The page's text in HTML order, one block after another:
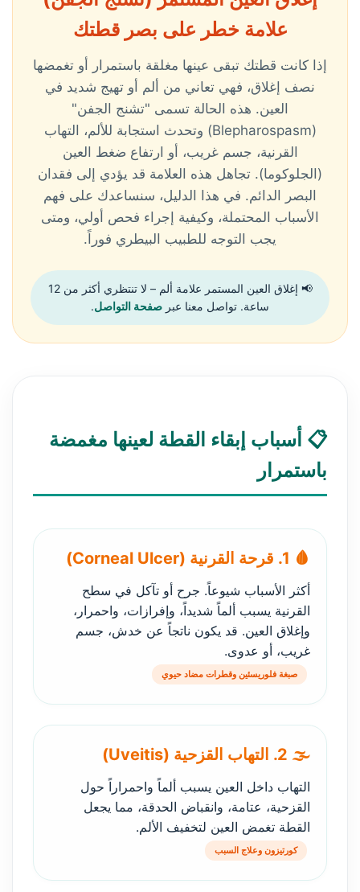
علامة خطر على بصر قطتك
إذا كانت قطتك تبقى عينها مغلقة باستمرار أو تغمضها
نصف إغلاق، فهي تعاني من ألم أو تهيج شديد في
العين. هذه الحالة تسمى "تشنج الجفن"
(Blepharospasm) وتحدث استجابة للألم، التهاب
القرنية، جسم غريب، أو ارتفاع ضغط العين
(الجلوكوما). تجاهل هذه العلامة قد يؤدي إلى فقدان
البصر الدائم. في هذا الدليل، سنساعدك على فهم
الأسباب المحتملة، وكيفية إجراء فحص أولي، ومتى
يجب التوجه للطبيب البيطري فوراً.
📢 إغلاق العين المستمر علامة ألم – لا تنتظري أكثر من 12
ساعة. تواصل معنا عبر صفحة التواصل.
📋 أسباب إبقاء القطة لعينها مغمضة
باستمرار
🩸 1. قرحة القرنية (Corneal Ulcer)
أكثر الأسباب شيوعاً. جرح أو تآكل في سطح
القرنية يسبب ألماً شديداً، وإفرازات، واحمرار،
وإغلاق العين. قد يكون ناتجاً عن خدش، جسم
غريب، أو عدوى.
صبغة فلوريسئين وقطرات مضاد حيوي
🌫️ 2. التهاب القزحية (Uveitis)
التهاب داخل العين يسبب ألماً واحمراراً حول
القزحية، عتامة، وانقباض الحدقة، مما يجعل
القطة تغمض العين لتخفيف الألم.
كورتيزون وعلاج السبب